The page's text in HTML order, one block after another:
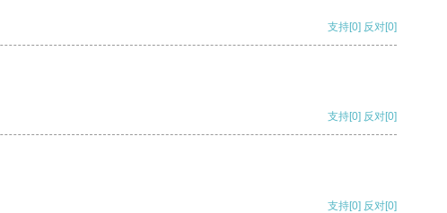
支持[0] 反对[0]
支持[0] 反对[0]
支持[0] 反对[0]